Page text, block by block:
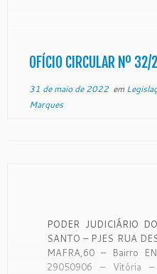
OFÍCIO CIRCULAR Nº
31 de maio de 2022em
Marques
PODER JUDICIÁRIO
SANTO – PJES RUA
MAFRA,60 – Bairro
29050906 – Vitória